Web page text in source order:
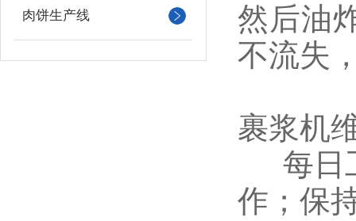
肉饼生产线
然后油
不流失
裹浆机
每日
作；保